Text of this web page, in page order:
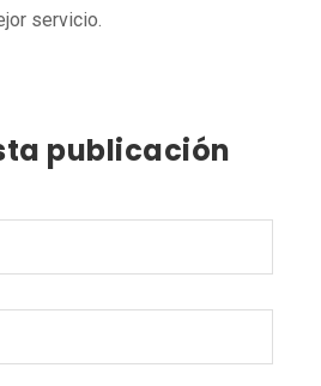
servicio.
publicación